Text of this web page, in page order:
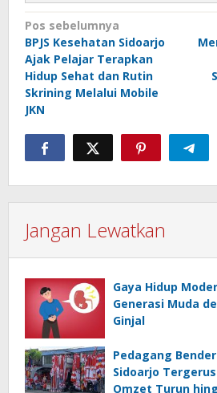
Navigasi
pos
Pos sebelumnya
BPJS Kesehatan Sidoarjo
Ajak Pelajar Terapkan
Hidup Sehat dan Rutin
Skrining Melalui Mobile
JKN
Jangan Lewatkan
Gaya Hidup
Generasi Muda
Ginjal
Pedagang
Sidoarjo
Omzet Turun